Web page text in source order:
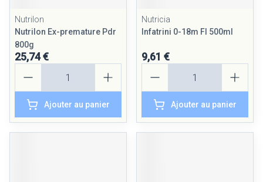
Nutrilon
Nutrilon Ex-premature Pdr
800g
25,74 €
Ajouter au panier
Nutricia
Infatrini 0-18m Fl 500ml
9,61 €
Ajouter au panier